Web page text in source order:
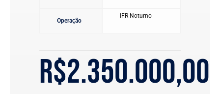
Operação
IFR Noturno
R$2.350.000,00